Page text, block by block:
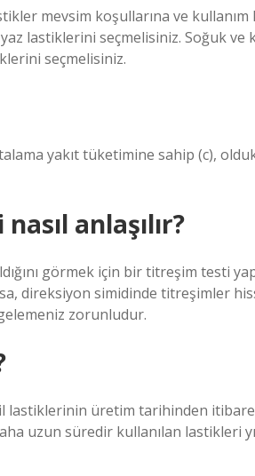
mevsim koşullarına ve kullanım
lastiklerini seçmelisiniz. Soğuk ve
seçmelisiniz.
yakıt tüketimine sahip (c),
anlaşılır?
görmek için bir titreşim testi
direksiyon simidinde titreşimler
zorunludur.
lastiklerinin üretim tarihinden
uzun süredir kullanılan lastikleri